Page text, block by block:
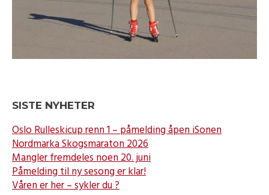
SISTE NYHETER
Oslo Rulleskicup renn 1 – påmelding åpen iSonen
Nordmarka Skogsmaraton 2026
Mangler fremdeles noen 20. juni
Påmelding til ny sesong er klar!
Våren er her – sykler du ?